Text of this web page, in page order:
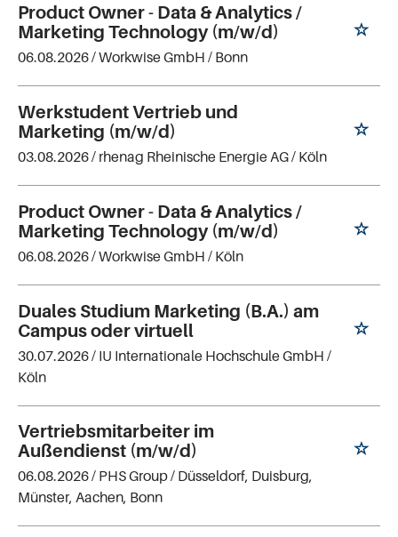
Product Owner - Data & Analytics /
Marketing Technology (m/w/d)
06.08.2026 /Workwise GmbH / Bonn
Werkstudent Vertrieb und
Marketing (m/w/d)
03.08.2026 / rhenag Rheinische Energie AG/ Köln
Product Owner - Data & Analytics /
Marketing Technology (m/w/d)
06.08.2026 /Workwise GmbH / Köln
Duales Studium Marketing (B.A.) am
Campus oder virtuell
30.07.2026 / IU Internationale Hochschule GmbH /
Köln
Vertriebsmitarbeiter im
Außendienst (m/w/d)
06.08.2026 / PHS Group/ Düsseldorf, Duisburg,
Münster, Aachen, Bonn